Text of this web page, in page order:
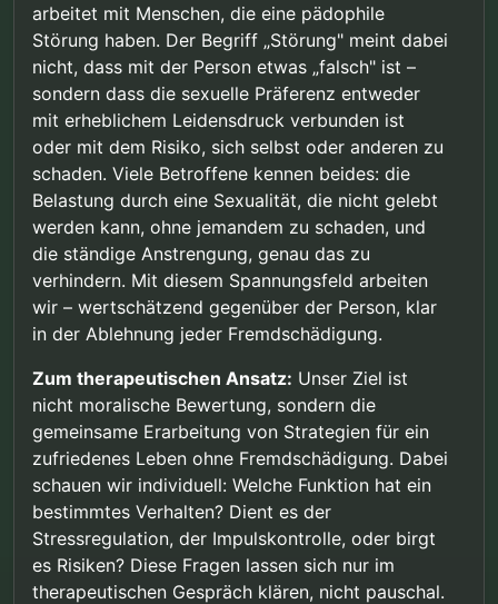
arbeitet mit Menschen, die eine pädophile
Störung haben. Der Begriff „Störung" meint dabei
nicht, dass mit der Person etwas „falsch" ist –
sondern dass die sexuelle Präferenz entweder
mit erheblichem Leidensdruck verbunden ist
oder mit dem Risiko, sich selbst oder anderen zu
schaden. Viele Betroffene kennen beides: die
Belastung durch eine Sexualität, die nicht gelebt
werden kann, ohne jemandem zu schaden, und
die ständige Anstrengung, genau das zu
verhindern. Mit diesem Spannungsfeld arbeiten
wir – wertschätzend gegenüber der Person, klar
in der Ablehnung jeder Fremdschädigung.
Zum therapeutischen Ansatz: Unser Ziel ist
nicht moralische Bewertung, sondern die
gemeinsame Erarbeitung von Strategien für ein
zufriedenes Leben ohne Fremdschädigung. Dabei
schauen wir individuell: Welche Funktion hat ein
bestimmtes Verhalten? Dient es der
Stressregulation, der Impulskontrolle, oder birgt
es Risiken? Diese Fragen lassen sich nur im
therapeutischen Gespräch klären, nicht pauschal.